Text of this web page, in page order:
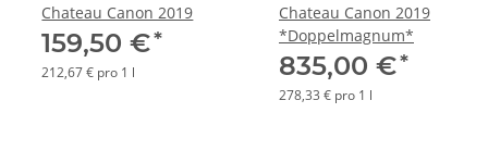
Chateau Canon 2019
159,50 €*
212,67 € pro 1 l
Chateau Canon 2019
*Doppelmagnum*
835,00 €*
278,33 € pro 1 l